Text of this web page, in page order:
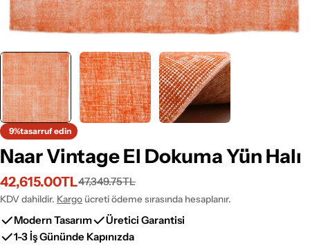
9%tasarruf edin
Naar Vintage El Dokuma Yün Halı
İndirimli
fiyat
42,615.00TL
Normal
fiyat
47,349.75TL
KDV dahildir. Kargo ücreti ödeme sırasında hesaplanır.
Modern Tasarım
Üretici Garantisi
1-3 İş Gününde Kapınızda